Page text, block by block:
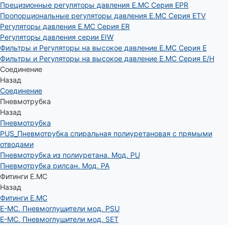
Прецизионные регуляторы давления E.MC Серия EPR
Пропорциональные регуляторы давления E.MC Серия ETV
Регуляторы давления E.MC Серия ER
Регуляторы давления серии EIW
Фильтры и Регуляторы на высокое давление E.MC Серия E
Фильтры и Регуляторы на высокое давление E.MC Серия E/H
Соединение
Назад
Соединение
Пневмотрубка
Назад
Пневмотрубка
PUS_Пневмотрубка спиральная полиуретановая с прямыми
отводами
Пневмотрубка из полиуретана. Мод. РU
Пневмотрубка рилсан. Мод. PA
Фитинги E.MC
Назад
Фитинги E.MC
E-MC. Пневмоглушители мод. PSU
E-MC. Пневмоглушители мод. SET